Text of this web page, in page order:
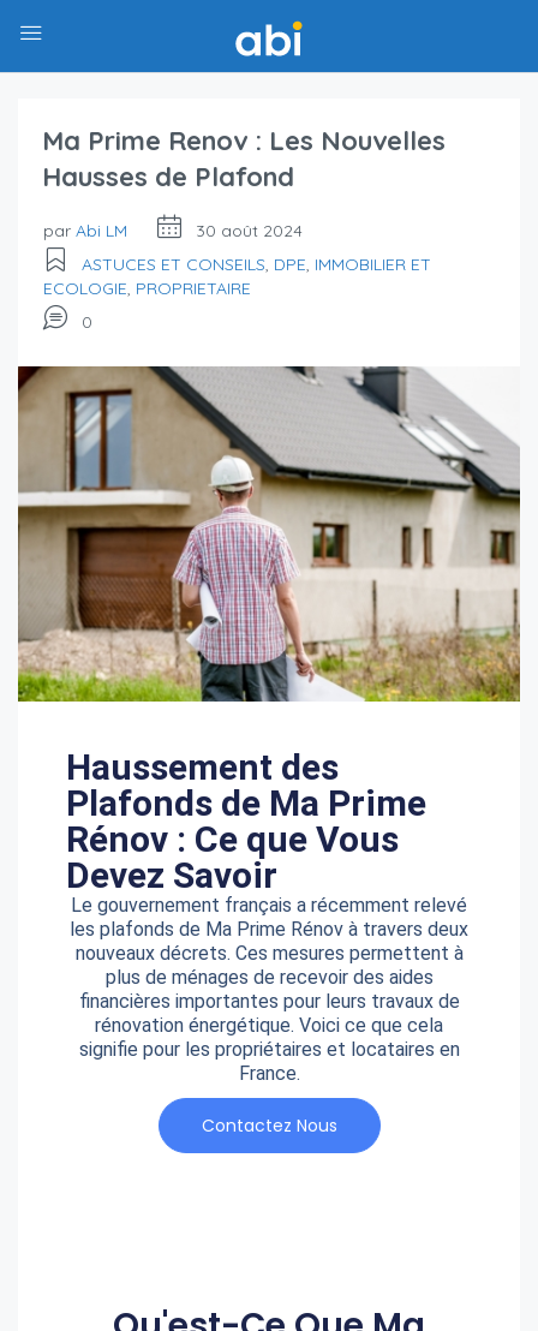
Ma Prime Renov : Les Nouvelles
Hausses de Plafond
par Abi LM
30 août 2024
ASTUCES ET CONSEILS, DPE, IMMOBILIER ET
ECOLOGIE, PROPRIETAIRE
0
Haussement des
Plafonds de Ma Prime
Rénov : Ce que Vous
Devez Savoir
Le gouvernement français a récemment relevé
les plafonds de Ma Prime Rénov à travers deux
nouveaux décrets. Ces mesures permettent à
plus de ménages de recevoir des aides
financières importantes pour leurs travaux de
rénovation énergétique. Voici ce que cela
signifie pour les propriétaires et locataires en
France.
Contactez Nous